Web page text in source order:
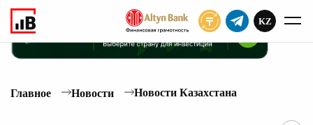
KZ
Главное Новости Новости Казахстана